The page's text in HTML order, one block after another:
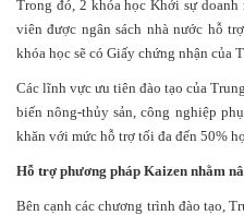
Trong đó, 2 khóa học Khởi sự
viên được ngân sách nhà nước hỗ
khóa học sẽ có Giấy chứng nhận của
Các lĩnh vực ưu tiên đào tạo của
biến nông-thủy sản, công nghiệp
khăn với mức hỗ trợ tối đa đến 50%
Hỗ trợ phương pháp Kaizen nhằm
Bên cạnh các chương trình đào tạo,